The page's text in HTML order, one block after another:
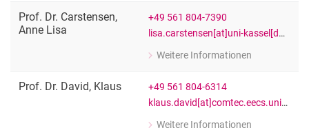
Prof. Dr. Carstensen,
Anne Lisa
+49 561 804-7390
lisa.carstensen[at]uni-kassel[dot]de
Weitere Informationen
zu Prof. Dr. Anne Lisa Carstensen
Prof. Dr. David, Klaus
+49 561 804-6314
klaus.david[at]comtec.eecs.uni-kassel[dot]de
Weitere Informationen